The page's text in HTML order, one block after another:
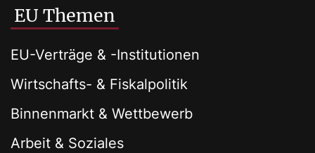
EU Themen
EU-Verträge & -Institutionen
Wirtschafts- & Fiskalpolitik
Binnenmarkt & Wettbewerb
Arbeit & Soziales